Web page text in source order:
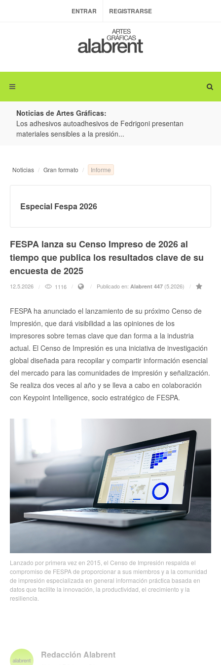
ENTRAR REGISTRARSE
Noticias de Artes Gráficas:
Los adhesivos autoadhesivos de Fedrigoni presentan
materiales sensibles a la presión...
Noticias Gran formato Informe
Especial Fespa 2026
FESPA lanza su Censo Impreso de 2026 al
tiempo que publica los resultados clave de su
encuesta de 2025
12.5.2026 1116 Publicado en: Alabrent 447 (5.2026)
FESPA ha anunciado el lanzamiento de su próximo Censo de
Impresión, que dará visibilidad a las opiniones de los
impresores sobre temas clave que dan forma a la industria
actual. El Censo de Impresión es una iniciativa de investigación
global diseñada para recopilar y compartir información esencial
del mercado para las comunidades de impresión y señalización.
Se realiza dos veces al año y se lleva a cabo en colaboración
con Keypoint Intelligence, socio estratégico de FESPA.
Lanzado por primera vez en 2015, el Censo de Impresión respalda el
compromiso de FESPA de proporcionar a sus miembros y a la comunidad
de impresión especializada en general información práctica basada en
datos que facilite la innovación, la productividad, el crecimiento y la
resiliencia.
Redacción Alabrent